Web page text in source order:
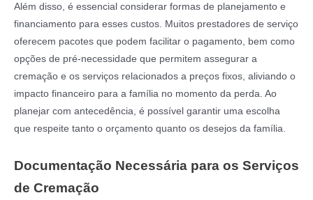
Além disso, é essencial considerar formas de planejamento e
financiamento para esses custos. Muitos prestadores de serviço
oferecem pacotes que podem facilitar o pagamento, bem como
opções de pré-necessidade que permitem assegurar a
cremação e os serviços relacionados a preços fixos, aliviando o
impacto financeiro para a família no momento da perda. Ao
planejar com antecedência, é possível garantir uma escolha
que respeite tanto o orçamento quanto os desejos da família.
Documentação Necessária para os Serviços
de Cremação